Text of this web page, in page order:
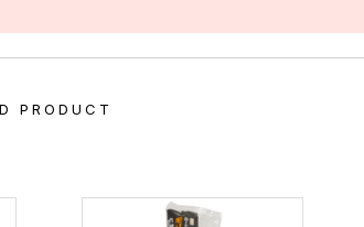
PRODUCT